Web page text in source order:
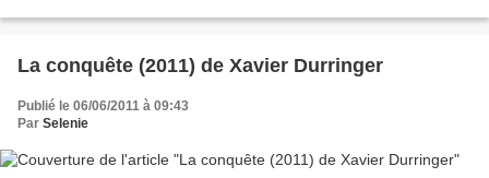
La conquête (2011) de Xavier Durringer
Publié le 06/06/2011 à 09:43
Par Selenie